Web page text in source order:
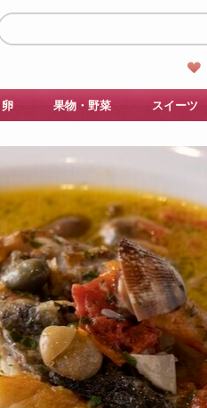
果物・野菜 スイーツ